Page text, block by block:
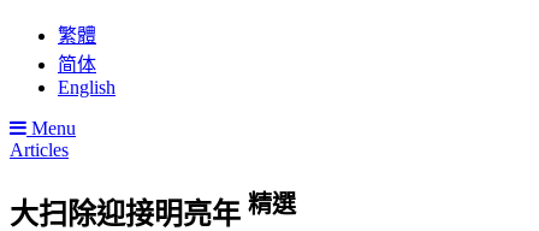
繁體
简体
English
Menu
Articles
大扫除迎接明亮年 精選